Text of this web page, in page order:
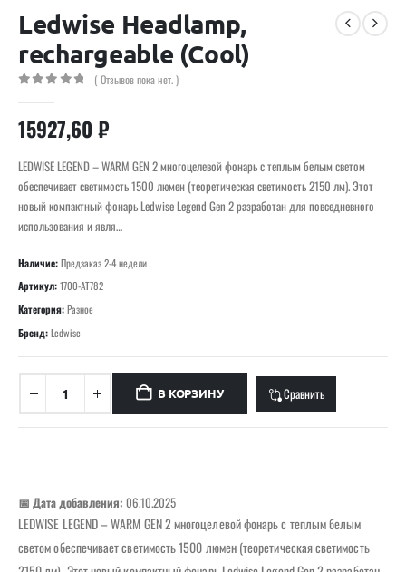
Ledwise Headlamp,
rechargeable (Cool)
( Отзывов пока нет. )
15927,60 ₽
LEDWISE LEGEND – WARM GEN 2 многоцелевой фонарь с теплым белым светом
обеспечивает светимость 1500 люмен (теоретическая светимость 2150 лм). Этот
новый компактный фонарь Ledwise Legend Gen 2 разработан для повседневного
использования и явля…
Наличие:Предзаказ 2-4 недели
Артикул:1700-AT782
Категория:Разное
Бренд:Ledwise
В КОРЗИНУ Сравнить
📅 Дата добавления: 06.10.2025
LEDWISE LEGEND – WARM GEN 2 многоцелевой фонарь с теплым белым
светом обеспечивает светимость 1500 люмен (теоретическая светимость